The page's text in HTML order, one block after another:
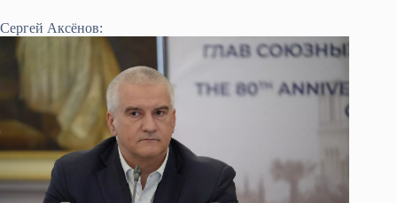
Сергей Аксёнов: